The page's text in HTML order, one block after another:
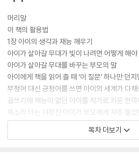
머리말
이 책의 활용법
1장 아이의 생각과 재능 깨우기
아이가 살아갈 무대가 빛이 나려면 어떻게 해야
아이가 살아갈 무대를 바꾸는 부모의 말
아이에게 책을 읽어 줄 때 ‘이 질문’ 하나만 던지
부정어 대신 긍정어를 쓰면 아이의 세계가 다
글쓰기에 재능이 없던 아이를 작가로 키운 한마
똑소리 나는 야무진 아이가 부모에게 자주 들
서로 좋은 기분을 지키면서도 아이를 지혜롭게
아이의 두뇌 성장을 최대로 자극하는 부모의 말
목차 더보기